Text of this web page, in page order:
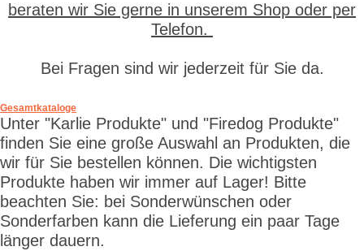
beraten wir Sie gerne in unserem Shop oder per
Telefon.
Bei Fragen sind wir jederzeit für Sie da.
Gesamtkataloge
Unter "Karlie Produkte" und "Firedog Produkte"
finden Sie eine große Auswahl an Produkten, die
wir für Sie bestellen können. Die wichtigsten
Produkte haben wir immer auf Lager! Bitte
beachten Sie: bei Sonderwünschen oder
Sonderfarben kann die Lieferung ein paar Tage
länger dauern.